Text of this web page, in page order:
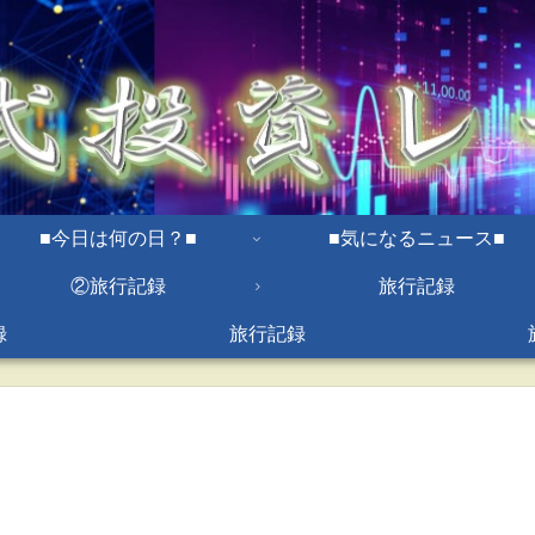
■今日は何の日？■ ■気になるニュース■
②旅行記録 旅行記録
旅行記録